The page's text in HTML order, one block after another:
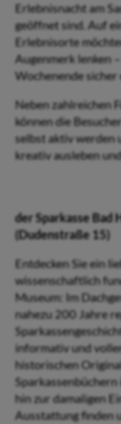
Erlebnisnacht am
geöffnet sind. Auf
Erlebnisorte
Augenmerk lenken
Wochenende
Neben zahlreichen
können die
selbst aktiv werden
kreativ ausleben
der Sparkasse Bad
(Dudenstraße 15)
Entdecken Sie ein
wissenschaftlich
Museum: Im
nahezu 200 Jahre
informativ und
historischen
hin zur damaligen
Ausstattung finden